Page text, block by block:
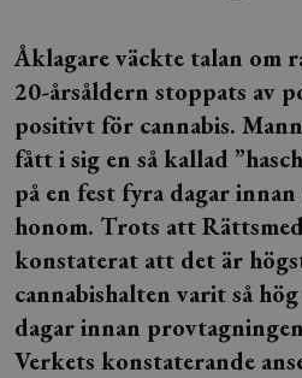
Åklagare väckte talan om
20-årsåldern stoppats av
positivt för cannabis.
fått i sig en så kallad
på en fest fyra dagar
honom. Trots att
konstaterat att det är
cannabishalten varit så
dagar innan
Verkets konstaterande